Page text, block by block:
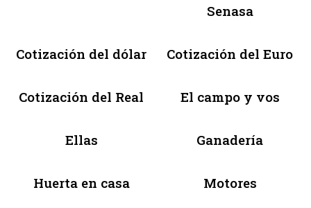
Senasa
Cotización del dólar Cotización del Euro
Cotización del Real El campo y vos
Ellas Ganadería
Huerta en casa Motores